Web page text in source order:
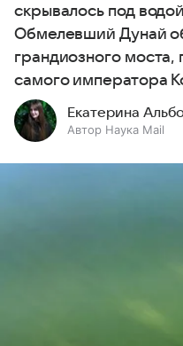
скрывалось под
Обмелевший Дунай
грандиозного моста,
самого императора
Екатерина
Автор Наука Mail